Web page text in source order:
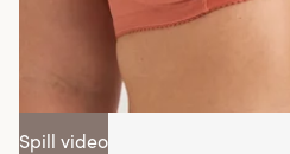
Spill video